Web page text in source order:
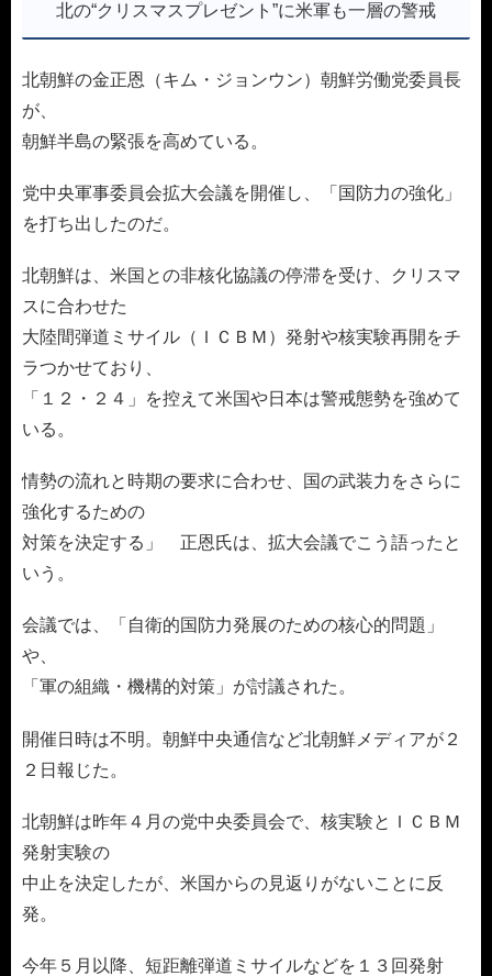
北の“クリスマスプレゼント”に米軍も一層の警戒
北朝鮮の金正恩（キム・ジョンウン）朝鮮労働党委員長
が、
朝鮮半島の緊張を高めている。
党中央軍事委員会拡大会議を開催し、「国防力の強化」
を打ち出したのだ。
北朝鮮は、米国との非核化協議の停滞を受け、クリスマ
スに合わせた
大陸間弾道ミサイル（ＩＣＢＭ）発射や核実験再開をチ
ラつかせており、
「１２・２４」を控えて米国や日本は警戒態勢を強めて
いる。
情勢の流れと時期の要求に合わせ、国の武装力をさらに
強化するための
対策を決定する」 正恩氏は、拡大会議でこう語ったと
いう。
会議では、「自衛的国防力発展のための核心的問題」
や、
「軍の組織・機構的対策」が討議された。
開催日時は不明。朝鮮中央通信など北朝鮮メディアが２
２日報じた。
北朝鮮は昨年４月の党中央委員会で、核実験とＩＣＢＭ
発射実験の
中止を決定したが、米国からの見返りがないことに反
発。
今年５月以降、短距離弾道ミサイルなどを１３回発射